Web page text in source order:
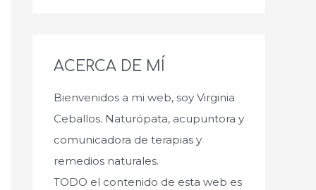
ACERCA DE MÍ
Bienvenidos a mi web, soy Virginia
Ceballos. Naturópata, acupuntora y
comunicadora de terapias y
remedios naturales.
TODO el contenido de esta web es